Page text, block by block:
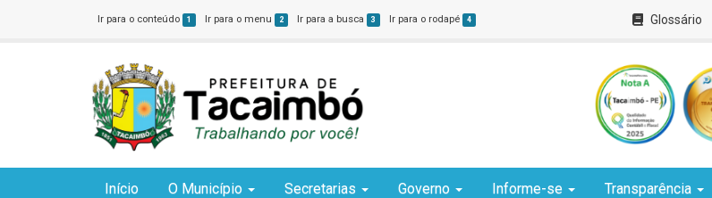
Ir para o conteúdo 1 Ir para o menu 2 Ir para a busca 3 Ir para o rodapé 4 Glossário
Início O Município Secretarias Governo Informe-se Transparência